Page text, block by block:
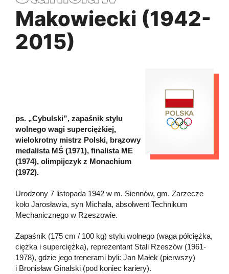
Makowiecki (1942-
2015)
ps. „Cybulski”, zapaśnik stylu
wolnego wagi superciężkiej,
wielokrotny mistrz Polski, brązowy
medalista MŚ (1971), finalista ME
(1974), olimpijczyk z Monachium
(1972).
Urodzony 7 listopada 1942 w m. Siennów, gm. Zarzecze
koło Jarosławia, syn Michała, absolwent Technikum
Mechanicznego w Rzeszowie.
Zapaśnik (175 cm / 100 kg) stylu wolnego (waga półciężka,
ciężka i superciężka), reprezentant Stali Rzeszów (1961-
1978), gdzie jego trenerami byli: Jan Małek (pierwszy)
i Bronisław Ginalski (pod koniec kariery).